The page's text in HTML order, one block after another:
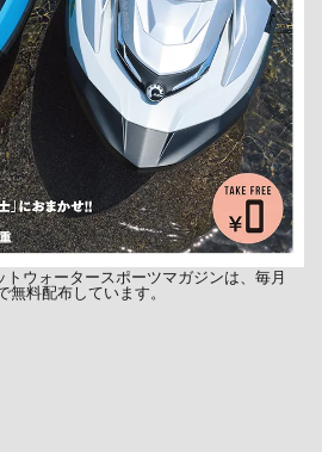
ウォータースポーツマガジンは、毎月
料配布しています。